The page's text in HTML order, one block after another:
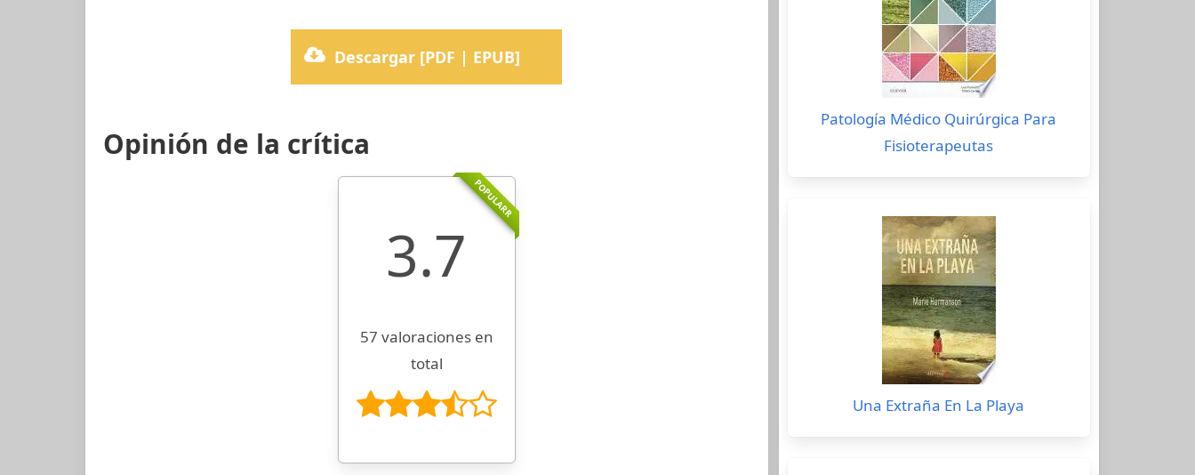
Descargar [PDF | EPUB]
Opinión de la crítica
POPULARR
3.7
57 valoraciones en
total
Patología Médico Quirúrgica Para
Fisioterapeutas
Una Extraña En La Playa